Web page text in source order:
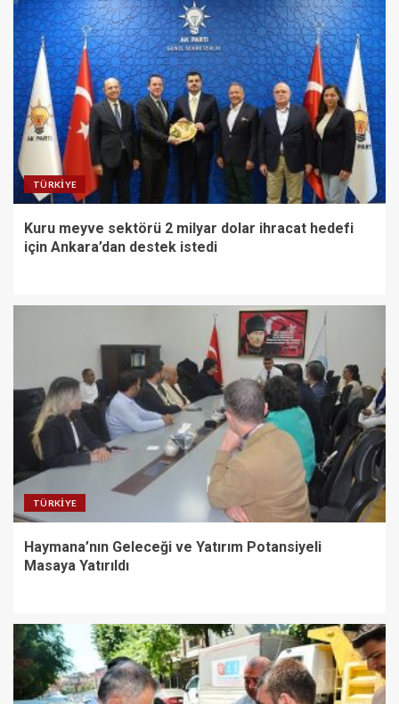
TÜRKIYE
Kuru meyve sektörü 2 milyar dolar ihracat hedefi
için Ankara’dan destek istedi
TÜRKIYE
Haymana’nın Geleceği ve Yatırım Potansiyeli
Masaya Yatırıldı